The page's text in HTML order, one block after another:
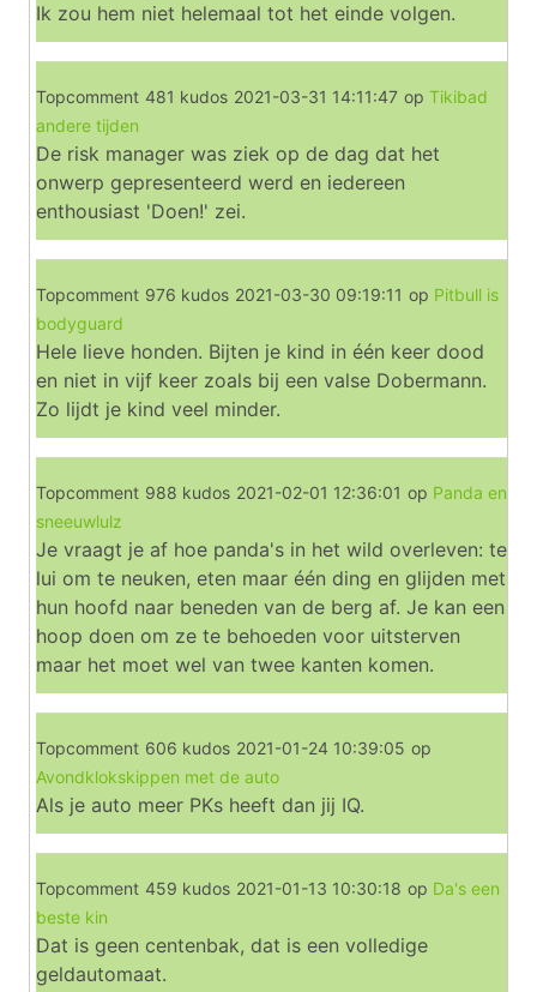
Ik zou hem niet helemaal tot het einde volgen.
Topcomment 481 kudos 2021-03-31 14:11:47 op Tikibad
andere tijden
De risk manager was ziek op de dag dat het
onwerp gepresenteerd werd en iedereen
enthousiast 'Doen!' zei.
Topcomment 976 kudos 2021-03-30 09:19:11 op Pitbull is
bodyguard
Hele lieve honden. Bijten je kind in één keer dood
en niet in vijf keer zoals bij een valse Dobermann.
Zo lijdt je kind veel minder.
Topcomment 988 kudos 2021-02-01 12:36:01 op Panda en
sneeuwlulz
Je vraagt je af hoe panda's in het wild overleven: te
lui om te neuken, eten maar één ding en glijden met
hun hoofd naar beneden van de berg af. Je kan een
hoop doen om ze te behoeden voor uitsterven
maar het moet wel van twee kanten komen.
Topcomment 606 kudos 2021-01-24 10:39:05 op
Avondklokskippen met de auto
Als je auto meer PKs heeft dan jij IQ.
Topcomment 459 kudos 2021-01-13 10:30:18 op Da's een
beste kin
Dat is geen centenbak, dat is een volledige
geldautomaat.